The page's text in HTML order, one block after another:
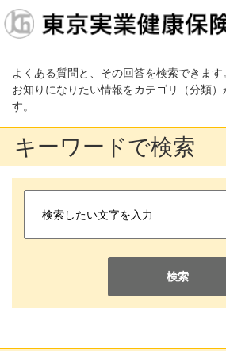
よくある質問と、その回答を検索できます
お知りになりたい情報をカテゴリ（分類
す。
キーワードで検索
検索